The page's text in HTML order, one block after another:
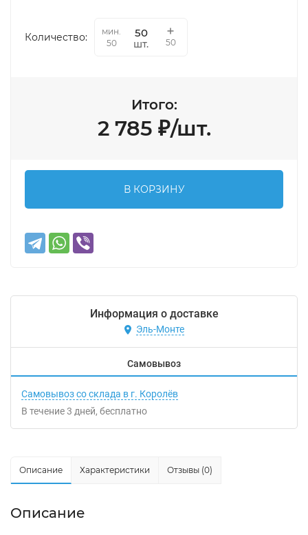
Количество:
мин.
50
шт. 50
Итого:
2 785 ₽/шт.
В КОРЗИНУ
Информация о доставке
Эль-Монте
Самовывоз
Самовывоз со склада в г. Королёв
В течение3 дней Бесплатно
Описание Характеристики Отзывы (0)
Описание